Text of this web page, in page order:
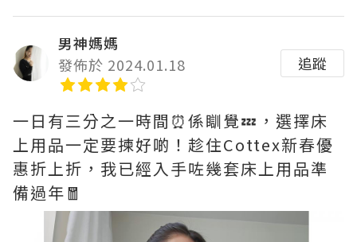
男神媽媽
發佈於 2024.01.18
追蹤
一日有三分之一時間⏰️係瞓覺💤，選擇床
上用品一定要揀好啲！趁住Cottex新春優
惠折上折，我已經入手咗幾套床上用品準
備過年🧧